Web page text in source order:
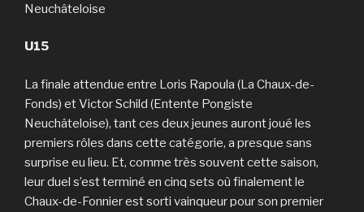
Neuchâteloise
U15
La finale attendue entre Loris Rapoula (La Chaux-de-
Fonds) et Victor Schild (Entente Pongiste
Neuchâteloise), tant ces deux jeunes auront joué les
premiers rôles dans cette catégorie, a presque sans
surprise eu lieu. Et, comme très souvent cette saison,
leur duel s’est terminé en cinq sets où finalement le
Chaux-de-Fonnier est sorti vainqueur pour son premier